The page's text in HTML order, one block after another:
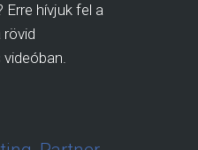
hívjuk fel a